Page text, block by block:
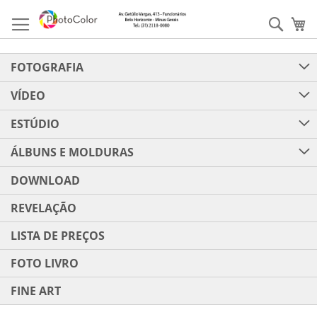
para
o
FOTOGRAFIA
VÍDEO
ESTÚDIO
ÁLBUNS E MOLDURAS
DOWNLOAD
REVELAÇÃO
LISTA DE PREÇOS
FOTO LIVRO
FINE ART